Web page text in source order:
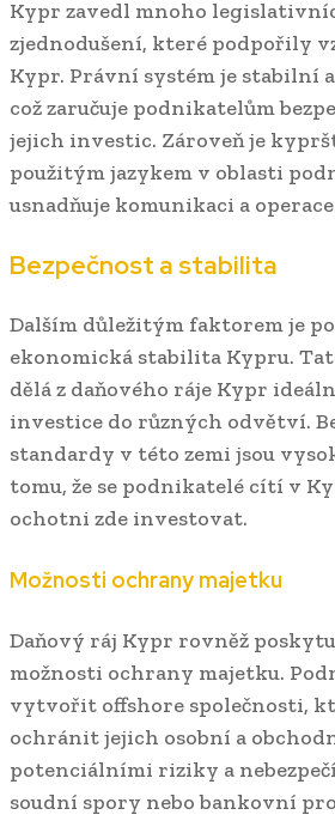
Kypr zavedl mnoho
zjednodušení, které podpořily
Kypr. Právní systém je stabilní
což zaručuje podnikatelům
jejich investic. Zároveň je
použitým jazykem v oblasti
usnadňuje komunikaci a
Bezpečnost a stabilita
Dalším důležitým faktorem je
ekonomická stabilita Kypru.
dělá z daňového ráje Kypr
investice do různých odvětví.
standardy v této zemi jsou
tomu, že se podnikatelé cítí v
ochotni zde investovat.
Možnosti ochrany majetku
Daňový ráj Kypr rovněž
možnosti ochrany majetku.
vytvořit offshore společnosti,
ochránit jejich osobní a
potenciálními riziky a
soudní spory nebo bankovní